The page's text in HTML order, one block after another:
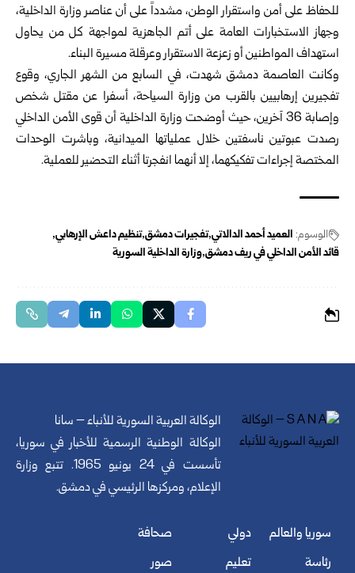
للحفاظ على أمن واستقرار الوطن، مشدداً على أن عناصر وزارة الداخلية،
وجهاز الاستخبارات العامة على أتم الجاهزية لمواجهة كل من يحاول
استهداف المواطنين أو زعزعة الاستقرار وعرقلة مسيرة البناء.
وكانت العاصمة دمشق شهدت، في السابع من الشهر الجاري، وقوع
تفجيرين إرهابيين بالقرب من ‏وزارة السياحة، أسفرا عن مقتل شخص
وإصابة 36 آخرين، حيث أوضحت ‏وزارة الداخلية أن قوى الأمن الداخلي
رصدت عبوتين ناسفتين خلال ‏عملياتها الميدانية، وباشرت الوحدات
المختصة إجراءات تفكيكهما، إلا أنهما ‏انفجرتا أثناء التحضير للعملية.‏
الوسوم: العميد أحمد الدالاتي تفجيرات دمشق تنظيم داعش الإرهابي
قائد الأمن الداخلي في ريف دمشق ‏وزارة الداخلية السورية
الوكالة العربية السورية للأنباء – سانا
الوكالة الوطنية الرسمية للأخبار في سوريا،
تأسست في 24 يونيو 1965. تتبع وزارة
الإعلام، ومركزها الرئيسي في دمشق.
سوريا والعالم
رئاسة
دولي
تعليم
صحافة
صور